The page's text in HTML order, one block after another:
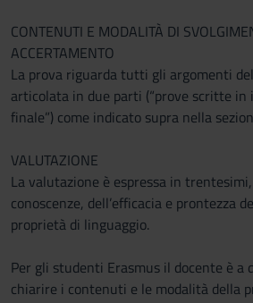
CONTENUTI E MODALITÀ DI
ACCERTAMENTO
La prova riguarda tutti gli argomenti
articolata in due parti (“prove scritte in
finale”) come indicato supra nella
VALUTAZIONE
La valutazione è espressa in
conoscenze, dell’efficacia e prontezza
proprietà di linguaggio.
Per gli studenti Erasmus il docente è a
chiarire i contenuti e le modalità della